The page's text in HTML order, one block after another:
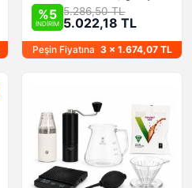
%5
İNDİRİM
5.286,50 TL
5.022,18 TL
Peşin Fiyatına 3 x 1.674,07 TL